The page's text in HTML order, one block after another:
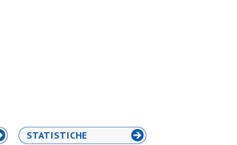
STATISTICHE